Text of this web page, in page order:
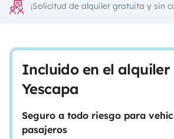
¡Solicitud de alquiler gratuita y sin
Incluido en el alquiler
Yescapa
Seguro a todo riesgo para
pasajeros